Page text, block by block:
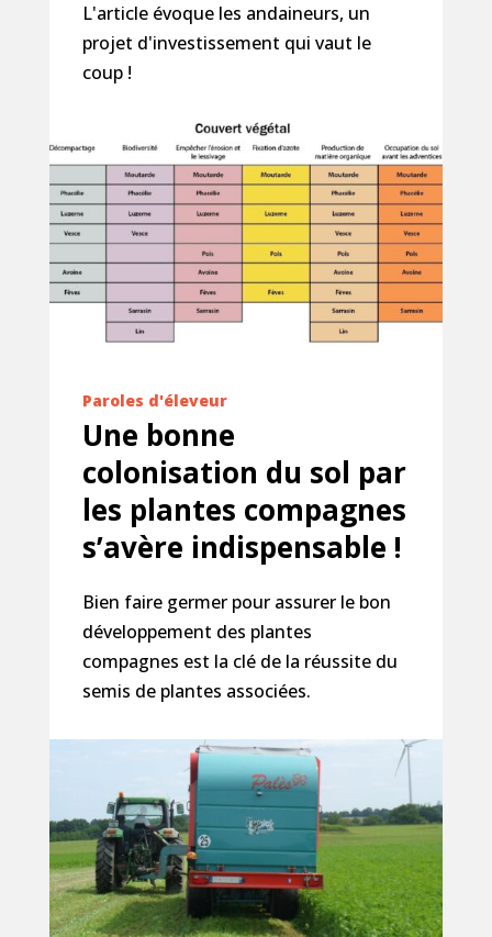
L'article évoque les andaineurs, un
projet d'investissement qui vaut le
coup !
Paroles d'éleveur
Une bonne
colonisation du sol par
les plantes compagnes
s’avère indispensable !
Bien faire germer pour assurer le bon
développement des plantes
compagnes est la clé de la réussite du
semis de plantes associées.